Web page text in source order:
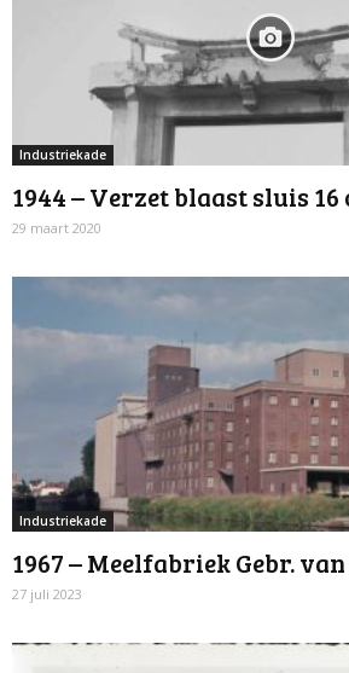
Industriekade
1944 – Verzet blaast sluis 16
29 maart 2020
Industriekade
1967 – Meelfabriek Gebr.
27 juli 2023